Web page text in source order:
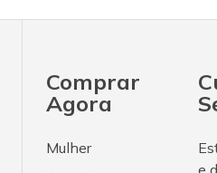
Comprar
Agora
Mulher
e